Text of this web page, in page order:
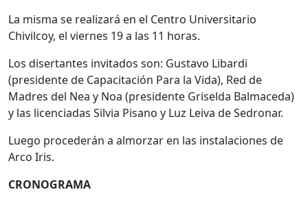
La misma se realizará en el Centro Universitario
Chivilcoy, el viernes 19 a las 11 horas.
Los disertantes invitados son: Gustavo Libardi
(presidente de Capacitación Para la Vida), Red de
Madres del Nea y Noa (presidente Griselda Balmaceda)
y las licenciadas Silvia Pisano y Luz Leiva de Sedronar.
Luego procederán a almorzar en las instalaciones de
Arco Iris.
CRONOGRAMA